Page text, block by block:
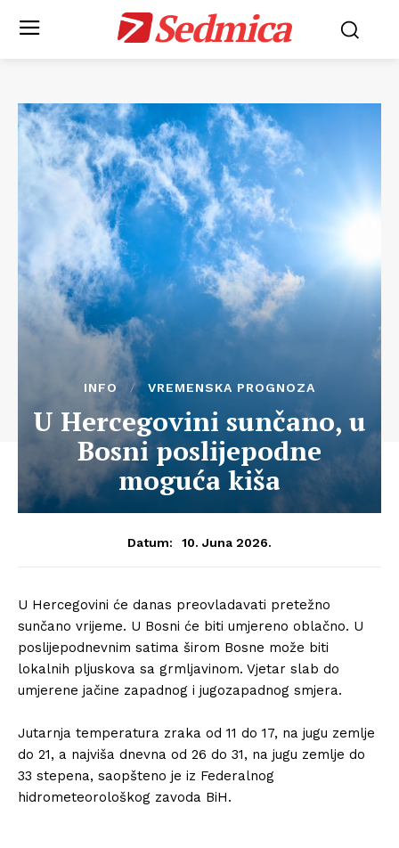
Sedmica
INFO VREMENSKA PROGNOZA
U Hercegovini sunčano, u
Bosni poslijepodne
moguća kiša
Datum: 10. Juna 2026.
U Hercegovini će danas preovladavati pretežno
sunčano vrijeme. U Bosni će biti umjereno oblačno. U
poslijepodnevnim satima širom Bosne može biti
lokalnih pljuskova sa grmljavinom. Vjetar slab do
umjerene jačine zapadnog i jugozapadnog smjera.
Jutarnja temperatura zraka od 11 do 17, na jugu zemlje
do 21, a najviša dnevna od 26 do 31, na jugu zemlje do
33 stepena, saopšteno je iz Federalnog
hidrometeorološkog zavoda BiH.